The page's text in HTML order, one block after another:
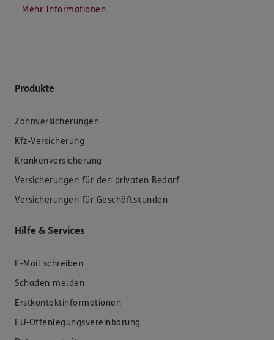
Mehr Informationen
Produkte
Zahnversicherungen
Kfz-Versicherung
Krankenversicherung
Versicherungen für den privaten Bedarf
Versicherungen für Geschäftskunden
Hilfe & Services
E-Mail schreiben
Schaden melden
Erstkontaktinformationen
EU-Offenlegungsvereinbarung